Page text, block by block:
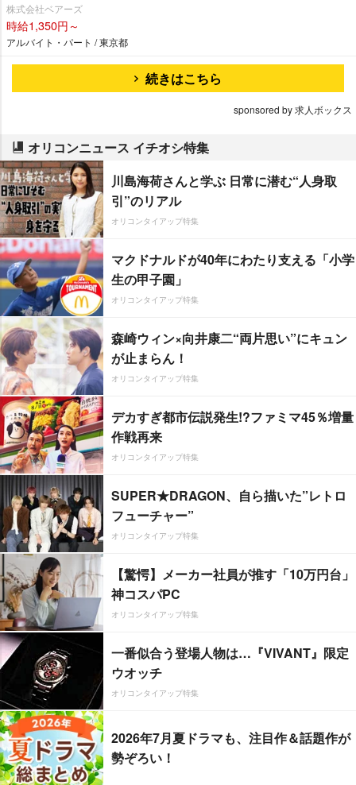
株式会社ベアーズ
時給1,350円～
アルバイト・パート / 東京都
続きはこちら
sponsored by 求人ボックス
オリコンニュース イチオシ特集
川島海荷さんと学ぶ 日常に潜む“人身取
引”のリアル
オリコンタイアップ特集
マクドナルドが40年にわたり支える「小学
生の甲子園」
オリコンタイアップ特集
森崎ウィン×向井康二“両片思い”にキュン
が止まらん！
オリコンタイアップ特集
デカすぎ都市伝説発生!?ファミマ45％増量
作戦再来
オリコンタイアップ特集
SUPER★DRAGON、自ら描いた”レトロ
フューチャー”
オリコンタイアップ特集
【驚愕】メーカー社員が推す「10万円台」
神コスパPC
オリコンタイアップ特集
一番似合う登場人物は…『VIVANT』限定
ウオッチ
オリコンタイアップ特集
2026年7月夏ドラマも、注目作＆話題作が
勢ぞろい！